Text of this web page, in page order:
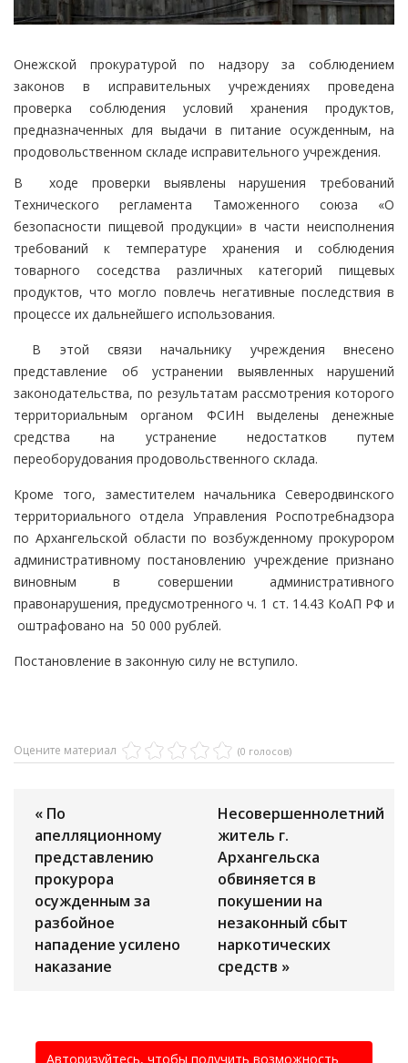
Онежской прокуратурой по надзору за соблюдением
законов в исправительных учреждениях проведена
проверка соблюдения условий хранения продуктов,
предназначенных для выдачи в питание осужденным, на
продовольственном складе исправительного учреждения.
В ходе проверки выявлены нарушения требований
Технического регламента Таможенного союза «О
безопасности пищевой продукции» в части неисполнения
требований к температуре хранения и соблюдения
товарного соседства различных категорий пищевых
продуктов, что могло повлечь негативные последствия в
процессе их дальнейшего использования.
В этой связи начальнику учреждения внесено
представление об устранении выявленных нарушений
законодательства, по результатам рассмотрения которого
территориальным органом ФСИН выделены денежные
средства на устранение недостатков путем
переоборудования продовольственного склада.
Кроме того, заместителем начальника Северодвинского
территориального отдела Управления Роспотребнадзора
по Архангельской области по возбужденному прокурором
административному постановлению учреждение признано
виновным в совершении административного
правонарушения, предусмотренного ч. 1 ст. 14.43 КоАП РФ и
оштрафовано на 50 000 рублей.
Постановление в законную силу не вступило.
Оцените материал (0 голосов)
« По
апелляционному
представлению
прокурора
осужденным за
разбойное
нападение усилено
наказание
Несовершеннолетний
житель г.
Архангельска
обвиняется в
покушении на
незаконный сбыт
наркотических
средств »
Авторизуйтесь, чтобы получить возможность